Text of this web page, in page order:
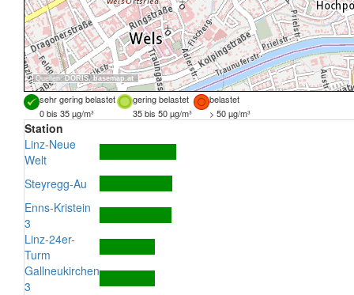
Quellen: DORIS, basemap.at
sehr gering belastet gering belastet
belastet
0 bis 35 µg/m³
35 bis 50 µg/m³ > 50 µg/m³
Station
Linz-Neue
Welt
Steyregg-Au
Enns-Kristein
3
Linz-24er-
Turm
Gallneukirchen
3